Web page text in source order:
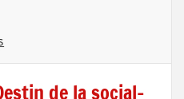
de la social-